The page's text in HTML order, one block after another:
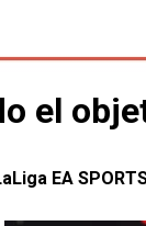
el
EA